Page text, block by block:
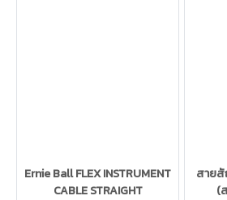
Ernie Ball FLEX INSTRUMENT
CABLE STRAIGHT
สาย
(